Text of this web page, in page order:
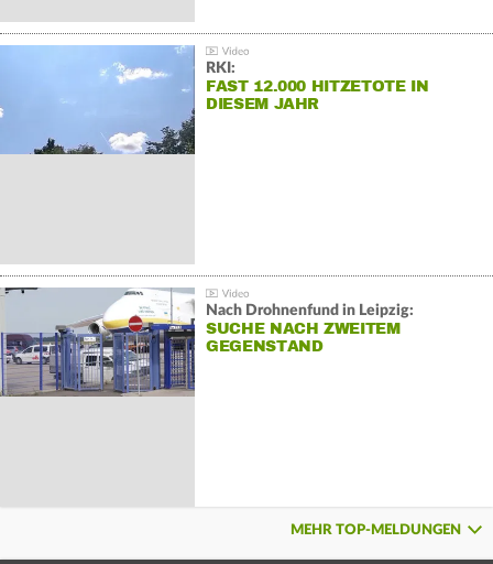
RKI:
FAST 12.000 HITZETOTE IN
DIESEM JAHR
Nach Drohnenfund in Leipzig:
SUCHE NACH ZWEITEM
GEGENSTAND
MEHR TOP-MELDUNGEN